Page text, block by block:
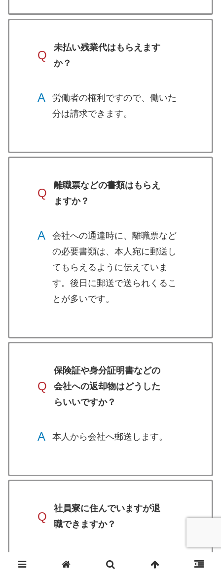
Q
未払い残業代はもらえます
か？
A
労働者の権利ですので、働いた
分は請求できます。
Q
離職票などの書類はもらえ
ますか？
A
会社への通達時に、離職票など
の必要書類は、本人宛に郵送し
てもらえるように伝えていま
す。後日に郵送で送られくるこ
とが多いです。
Q
保険証や身分証明書などの
会社への返却物はどうした
らいいですか？
A 本人から会社へ郵送します。
Q
社員寮に住んでいますが退
職できますか？
退職は可能です。退去日につい